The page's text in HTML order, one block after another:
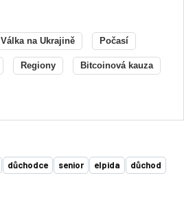
Válka na Ukrajině Počasí
Regiony Bitcoinová kauza
důchodce senior elpida důchod